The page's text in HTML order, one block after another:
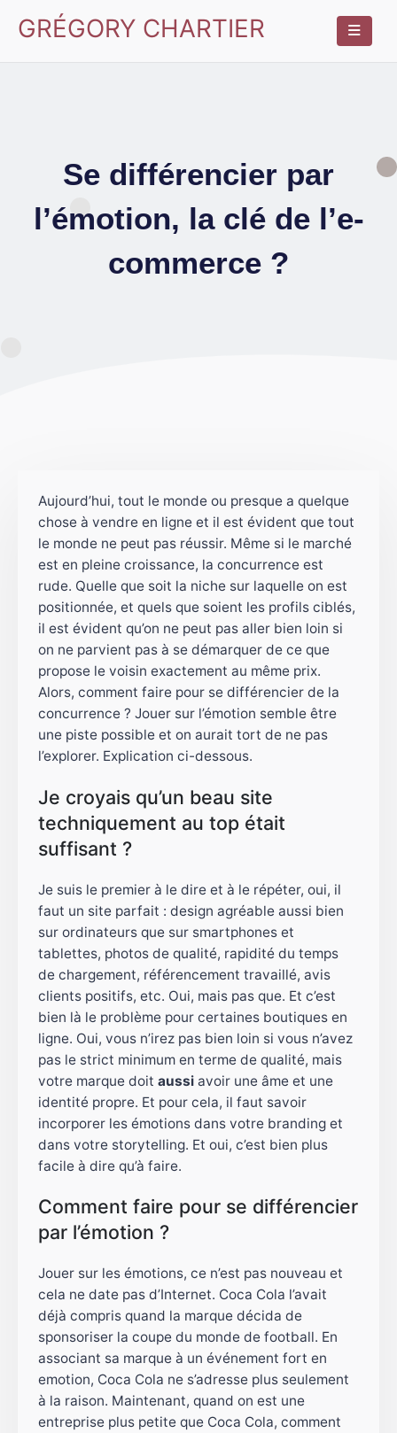
GRÉGORY CHARTIER
Se différencier par
l’émotion, la clé de l’e-
commerce ?
Aujourd’hui, tout le monde ou presque a quelque
chose à vendre en ligne et il est évident que tout
le monde ne peut pas réussir. Même si le marché
est en pleine croissance, la concurrence est
rude. Quelle que soit la niche sur laquelle on est
positionnée, et quels que soient les profils ciblés,
il est évident qu’on ne peut pas aller bien loin si
on ne parvient pas à se démarquer de ce que
propose le voisin exactement au même prix.
Alors, comment faire pour se différencier de la
concurrence ? Jouer sur l’émotion semble être
une piste possible et on aurait tort de ne pas
l’explorer. Explication ci-dessous.
Je croyais qu’un beau site
techniquement au top était
suffisant ?
Je suis le premier à le dire et à le répéter, oui, il
faut un site parfait : design agréable aussi bien
sur ordinateurs que sur smartphones et
tablettes, photos de qualité, rapidité du temps
de chargement, référencement travaillé, avis
clients positifs, etc. Oui, mais pas que. Et c’est
bien là le problème pour certaines boutiques en
ligne. Oui, vous n’irez pas bien loin si vous n’avez
pas le strict minimum en terme de qualité, mais
votre marque doitaussi avoir une âme et une
identité propre. Et pour cela, il faut savoir
incorporer les émotions dans votre branding et
dans votre storytelling. Et oui, c’est bien plus
facile à dire qu’à faire.
Comment faire pour se différencier
par l’émotion ?
Jouer sur les émotions, ce n’est pas nouveau et
cela ne date pas d’Internet. Coca Cola l’avait
déjà compris quand la marque décida de
sponsoriser la coupe du monde de football. En
associant sa marque à un événement fort en
emotion, Coca Cola ne s’adresse plus seulement
à la raison. Maintenant, quand on est une
entreprise plus petite que Coca Cola, comment